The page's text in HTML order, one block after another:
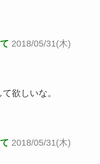
2018/05/31(木)
欲しいな。
2018/05/31(木)